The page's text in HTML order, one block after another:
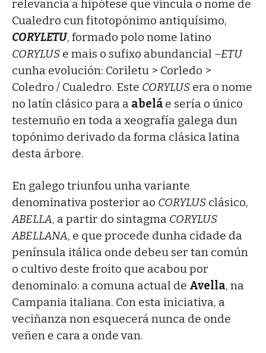
relevancia a hipótese que vincula o nome de
Cualedro cun fitotopónimo antiquísimo,
CORYLETU, formado polo nome latino
CORYLUS e mais o sufixo abundancial –ETU
cunha evolución: Coriletu > Corledo >
Coledro / Cualedro. Este CORYLUS era o nome
no latín clásico para a abelá e sería o único
testemuño en toda a xeografía galega dun
topónimo derivado da forma clásica latina
desta árbore.
En galego triunfou unha variante
denominativa posterior ao CORYLUS clásico,
ABELLA, a partir do sintagma CORYLUS
ABELLANA, e que procede dunha cidade da
península itálica onde debeu ser tan común
o cultivo deste froito que acabou por
denominalo: a comuna actual de Avella, na
Campania italiana. Con esta iniciativa, a
veciñanza non esquecerá nunca de onde
veñen e cara a onde van.